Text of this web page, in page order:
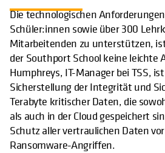
Die technologischen
Schüler:innen sowie über 300
Mitarbeitenden zu unterstützen,
der Southport School keine leichte
Humphreys, IT-Manager bei TSS,
Sicherstellung der Integrität und
Terabyte kritischer Daten, die
als auch in der Cloud gespeichert
Schutz aller vertraulichen Daten
Ransomware-Angriffen.